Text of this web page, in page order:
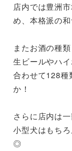
店内では豊洲
め、本格派の
またお酒の種類
生ビールやハ
合わせて128種
か！
さらに店内は
小型犬はもち
◎